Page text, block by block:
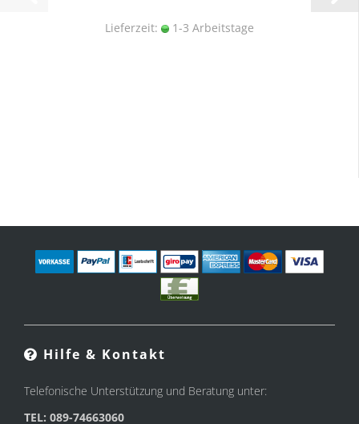
Lieferzeit: 1-3 Arbeitstage
Hilfe & Kontakt
Telefonische Unterstützung und Beratung unter:
TEL: 089-74663060